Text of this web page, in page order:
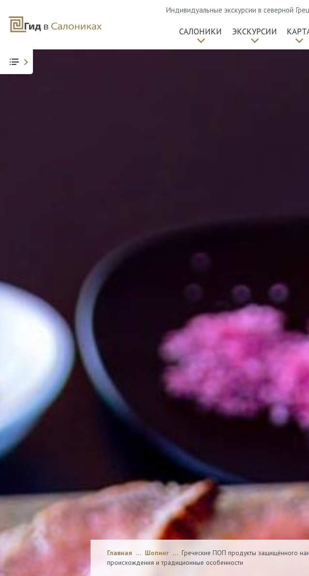
Индивидуальные экскурсии в северной
САЛОНИКИ ЭКСКУРСИИ
Главная … Шопинг … Греческие ПОП продукты защищённого
происхождения и традиционные особенности